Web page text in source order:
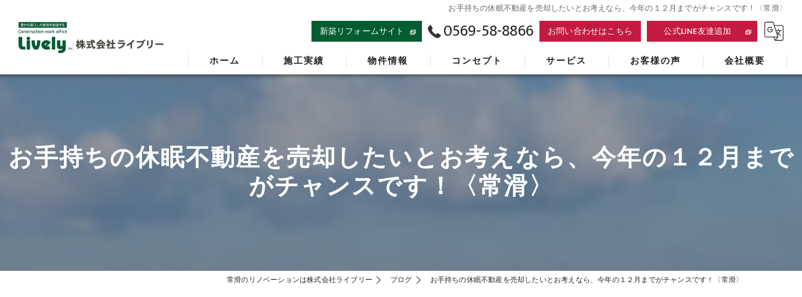
お手持ちの休眠不動産を売却したいとお考えなら、今年の１２月までがチャンスです！〈常滑〉
新築リフォームサイト 0569-58-8866 お問い合わせはこちら 公式LINE友達追加
ホーム 施工実績 物件情報 コンセプト サービス お客様の声 会社概要
お手持ちの休眠不動産を売却したいとお考えなら、今年の１２月まで
がチャンスです！〈常滑〉
常滑のリノベーションは株式会社ライブリー ブログ お手持ちの休眠不動産を売却したいとお考えなら、今年の１２月までがチャンスです！〈常滑〉